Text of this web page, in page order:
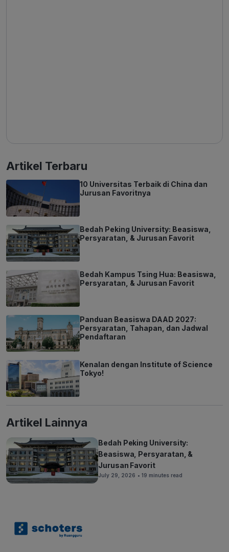
Artikel Terbaru
10 Universitas Terbaik di China dan
Jurusan Favoritnya
Bedah Peking University: Beasiswa,
Persyaratan, & Jurusan Favorit
Bedah Kampus Tsing Hua: Beasiswa,
Persyaratan, & Jurusan Favorit
Panduan Beasiswa DAAD 2027:
Persyaratan, Tahapan, dan Jadwal
Pendaftaran
Kenalan dengan Institute of Science
Tokyo!
Artikel Lainnya
Bedah Peking University:
Beasiswa, Persyaratan, &
Jurusan Favorit
July 29, 2026 • 19 minutes read